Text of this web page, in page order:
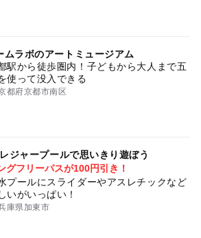
ラボのアートミュージアム
駅から徒歩圏内！子どもから大人まで五
使って没入できる
都府京都市南区
ジャープールで思いきり遊ぼう
グフリーパスが100円引き！
プールにスライダーやアスレチックなど
いがいっぱい！
庫県加東市